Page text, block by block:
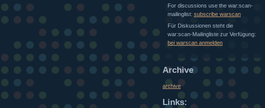
For discussions use the war:scan-
mailinglist: subscribe warscan
Für Diskussionen steht die
war:scan-Mailingliste zur Verfügung:
bei warscan anmelden
Archive
archive
Links: